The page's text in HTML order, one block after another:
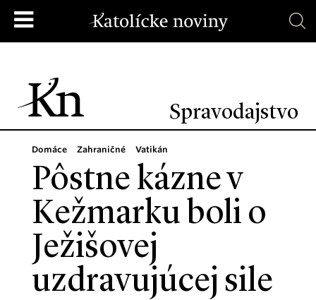
Spravodajstvo
Domáce Zahraničné Vatikán
Pôstne kázne v
Kežmarku boli o
Ježišovej
uzdravujúcej sile